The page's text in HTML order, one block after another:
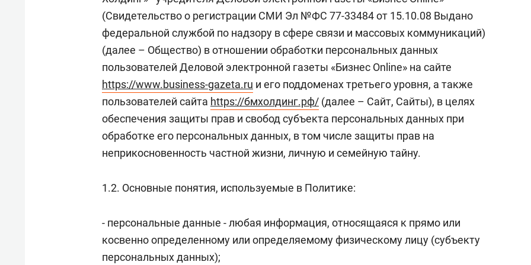
(Свидетельство о регистрации СМИ Эл №ФС 77-33484 от 15.10.08 Выдано
федеральной службой по надзору в сфере связи и массовых коммуникаций)
(далее – Общество) в отношении обработки персональных данных
пользователей Деловой электронной газеты «Бизнес Online» на сайте
https://www.business-gazeta.ru и его поддоменах третьего уровня, а также
пользователей сайта https://бмхолдинг.рф/ (далее – Сайт, Сайты), в целях
обеспечения защиты прав и свобод субъекта персональных данных при
обработке его персональных данных, в том числе защиты прав на
неприкосновенность частной жизни, личную и семейную тайну.
1.2. Основные понятия, используемые в Политике:
- персональные данные - любая информация, относящаяся к прямо или
косвенно определенному или определяемому физическому лицу (субъекту
персональных данных);
свою сверхнагрузку
стрессом»